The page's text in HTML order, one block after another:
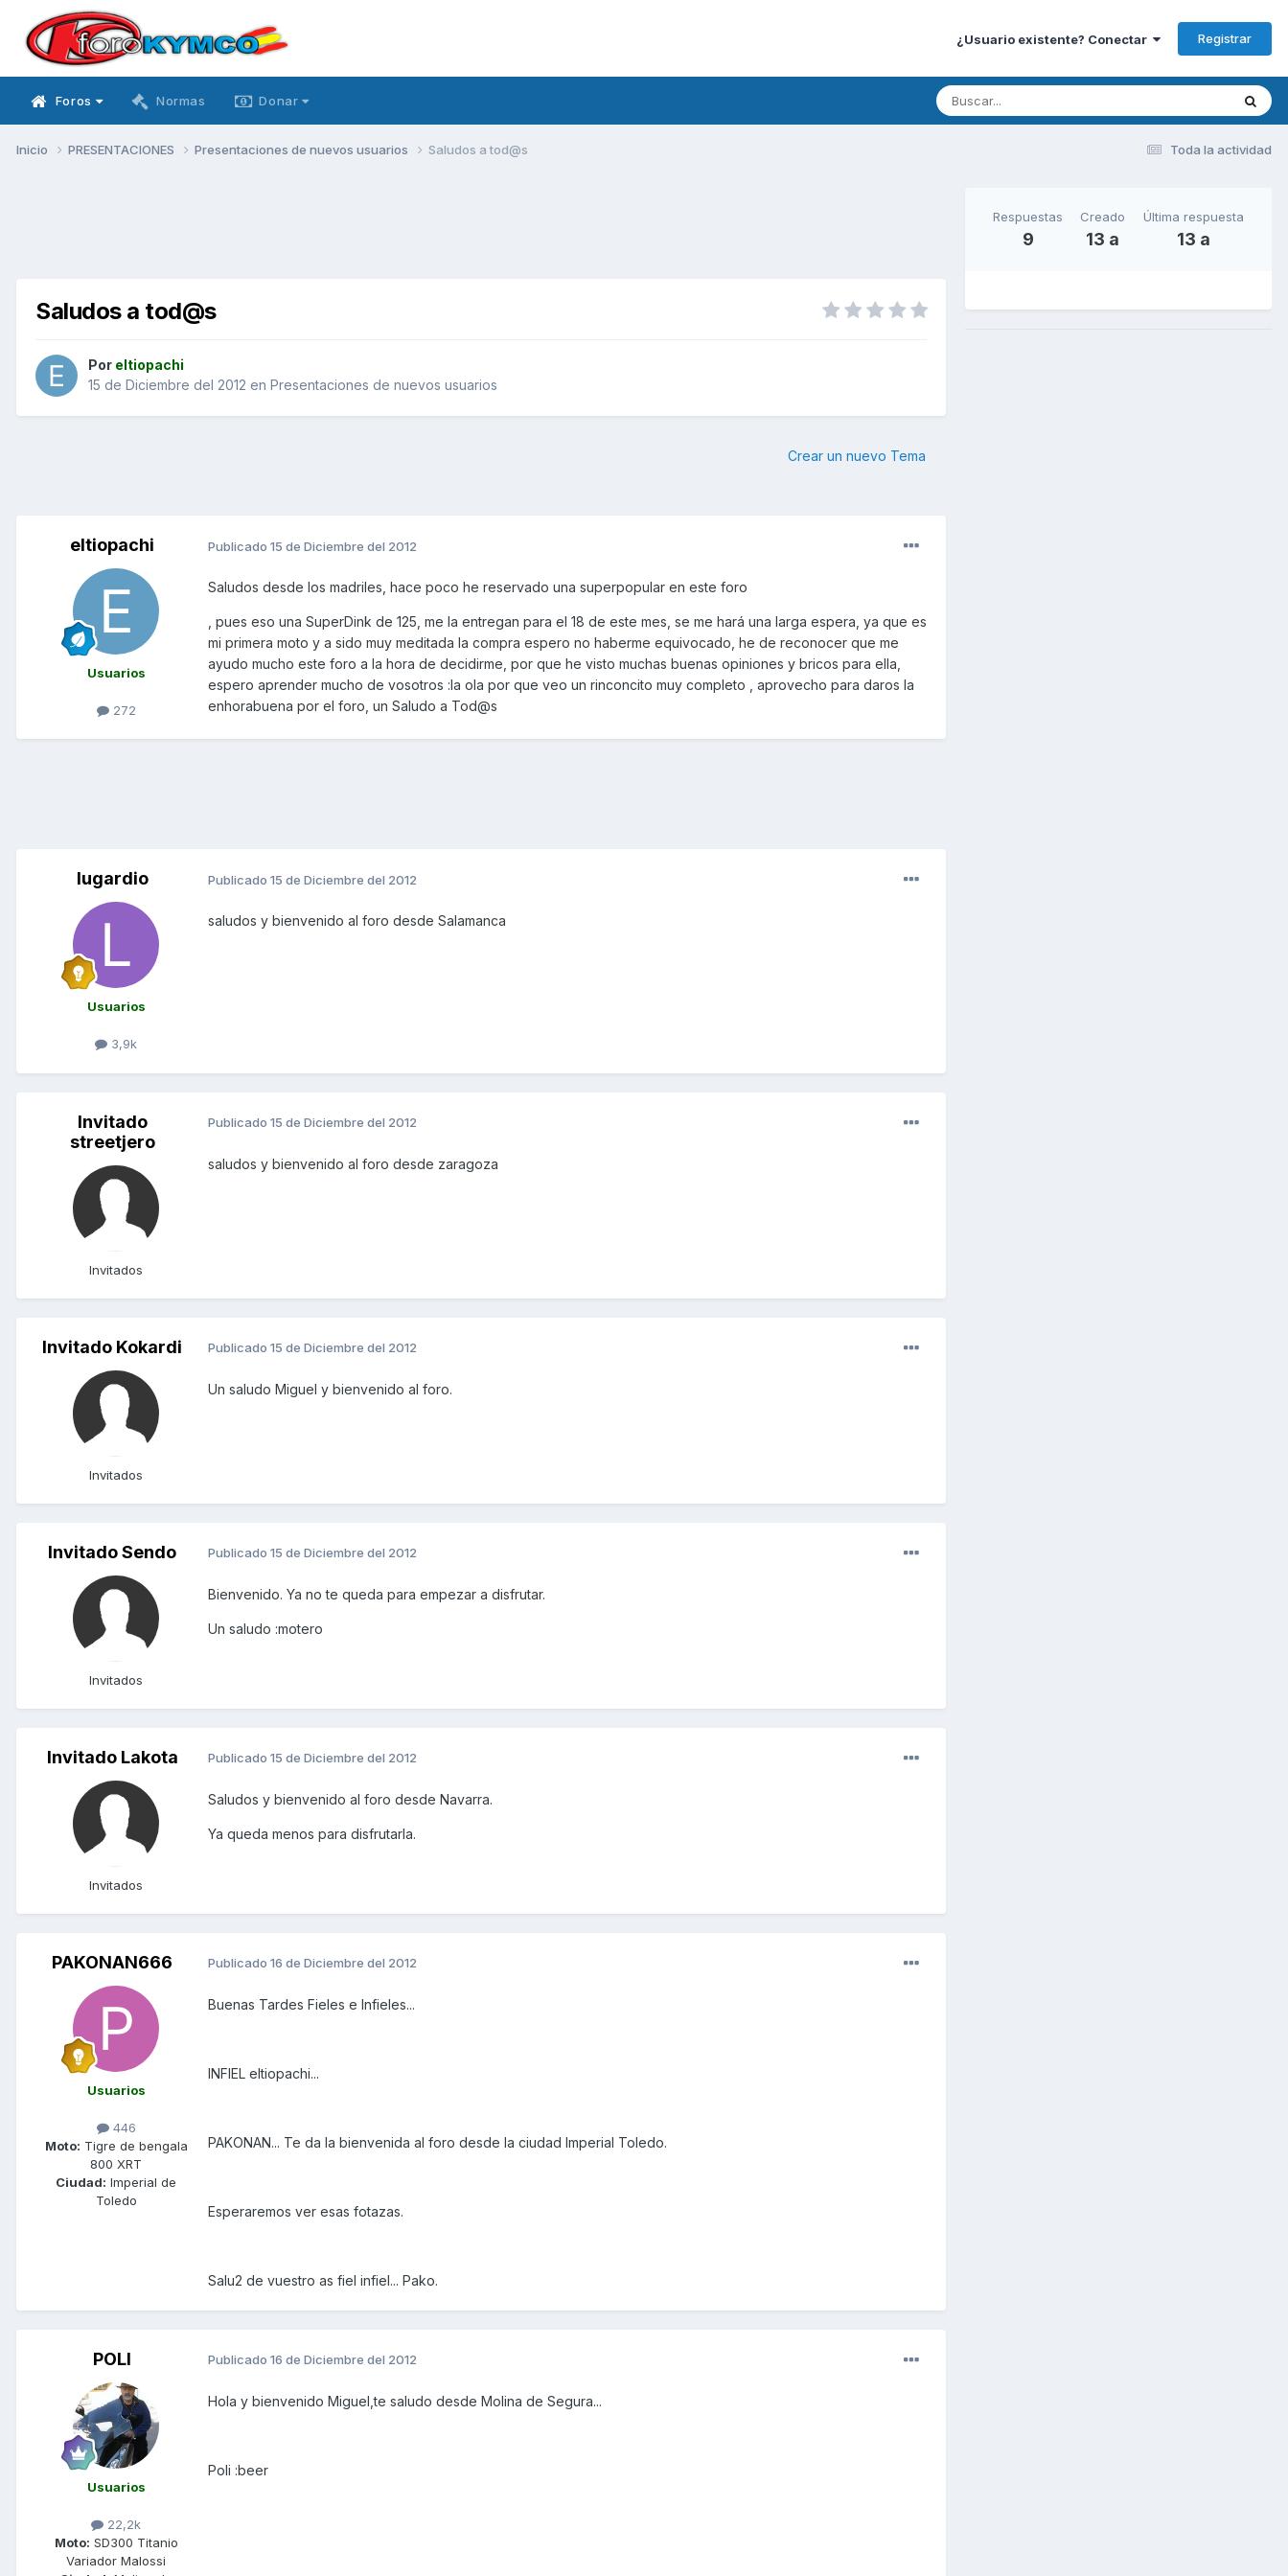
¿Usuario existente? Conectar Registrar
Foros Normas Donar
Toda la actividad
Inicio PRESENTACIONES Presentaciones de nuevos usuarios Saludos a tod@s
Saludos a tod@s
Por eltiopachi
15 de Diciembre del 2012 en Presentaciones de nuevos usuarios
Crear un nuevo Tema
eltiopachi
Usuarios
272
Publicado 15 de Diciembre del 2012
Saludos desde los madriles, hace poco he reservado una superpopular en este foro
, pues eso una SuperDink de 125, me la entregan para el 18 de este mes, se me hará una larga espera, ya que es
mi primera moto y a sido muy meditada la compra espero no haberme equivocado, he de reconocer que me
ayudo mucho este foro a la hora de decidirme, por que he visto muchas buenas opiniones y bricos para ella,
espero aprender mucho de vosotros :la ola por que veo un rinconcito muy completo , aprovecho para daros la
enhorabuena por el foro, un Saludo a Tod@s
lugardio
Usuarios
3,9k
Publicado 15 de Diciembre del 2012
saludos y bienvenido al foro desde Salamanca
Invitado
streetjero
Invitados
Publicado 15 de Diciembre del 2012
saludos y bienvenido al foro desde zaragoza
Invitado Kokardi
Invitados
Publicado 15 de Diciembre del 2012
Un saludo Miguel y bienvenido al foro.
Invitado Sendo
Invitados
Publicado 15 de Diciembre del 2012
Bienvenido. Ya no te queda para empezar a disfrutar.
Un saludo :motero
Invitado Lakota
Invitados
Publicado 15 de Diciembre del 2012
Saludos y bienvenido al foro desde Navarra.
Ya queda menos para disfrutarla.
PAKONAN666
Usuarios
446
Moto: Tigre de bengala
800 XRT
Ciudad: Imperial de
Toledo
Publicado 16 de Diciembre del 2012
Buenas Tardes Fieles e Infieles...
INFIEL eltiopachi...
PAKONAN... Te da la bienvenida al foro desde la ciudad Imperial Toledo.
Esperaremos ver esas fotazas.
Salu2 de vuestro as fiel infiel... Pako.
POLI
Usuarios
22,2k
Moto: SD300 Titanio
Variador Malossi
Publicado 16 de Diciembre del 2012
Hola y bienvenido Miguel,te saludo desde Molina de Segura...
Poli :beer
Respuestas
9
Creado
13 a
Última respuesta
13 a